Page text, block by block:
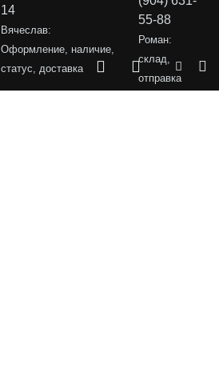
14
Вячеслав:
Оформление, наличие,
статус, доставка
55-88
Роман:
склад,
отправка